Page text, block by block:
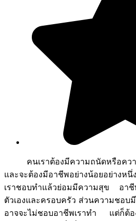
คนเราต้องมีความถนัดหรือควา
และจะต้องมีอาชีพอย่างน้อยอย่างห
เราชอบทำแล้วย่อมมีความสุข อาชี
ตัวเองและครอบครัว ส่วนความชอบ
อาจจะไม่ชอบอาชีพเราทำ แต่ก็ต้อ